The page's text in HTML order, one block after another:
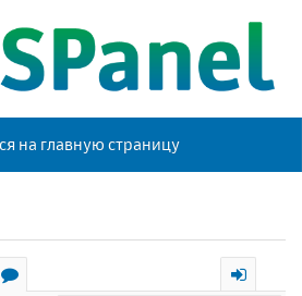
на главную страницу